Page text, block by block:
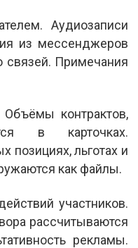
Аудиозаписи
из мессенджеров
связей. Примечания
контрактов,
в карточках.
льготах и
как файлы.
участников.
рассчитываются
рекламы.